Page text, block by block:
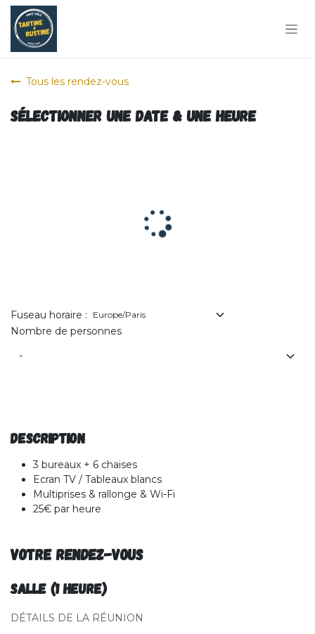
Se rendre au contenu
Tous les rendez-vous
Sélectionner une date & une heure
Fuseau horaire :
Nombre de personnes
Description
3 bureaux + 6 chaises
Ecran TV / Tableaux blancs
Multiprises & rallonge & Wi-Fi
25€ par heure
Votre rendez-vous
Salle (1 heure)
DÉTAILS DE LA RÉUNION